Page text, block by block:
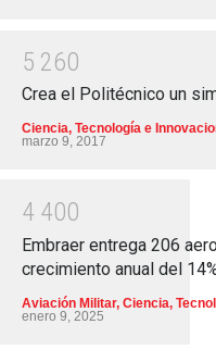
5 260
Crea el Politécnico un
Ciencia, Tecnología e
marzo 9, 2017
4 400
Embraer entrega 206
crecimiento anual del
Aviación Militar, Ciencia,
enero 9, 2025